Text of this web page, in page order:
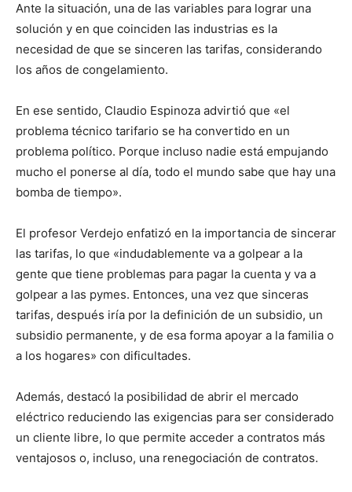
Ante la situación, una de las variables para lograr una
solución y en que coinciden las industrias es la
necesidad de que se sinceren las tarifas, considerando
los años de congelamiento.
En ese sentido, Claudio Espinoza advirtió que «el
problema técnico tarifario se ha convertido en un
problema político. Porque incluso nadie está empujando
mucho el ponerse al día, todo el mundo sabe que hay una
bomba de tiempo».
El profesor Verdejo enfatizó en la importancia de sincerar
las tarifas, lo que «indudablemente va a golpear a la
gente que tiene problemas para pagar la cuenta y va a
golpear a las pymes. Entonces, una vez que sinceras
tarifas, después iría por la definición de un subsidio, un
subsidio permanente, y de esa forma apoyar a la familia o
a los hogares» con dificultades.
Además, destacó la posibilidad de abrir el mercado
eléctrico reduciendo las exigencias para ser considerado
un cliente libre, lo que permite acceder a contratos más
ventajosos o, incluso, una renegociación de contratos.